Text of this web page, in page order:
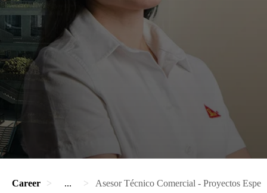
Career ... Asesor Técnico Comercial - Proyectos